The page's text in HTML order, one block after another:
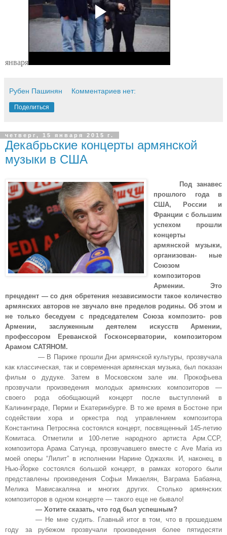
января
Рубен Пашинян Комментариев нет:
Поделиться
четверг, 15 января 2015 г.
Декабрьские концерты армянской
музыки в США
Под занавес
прошлого года в
США, России и
Франции с большим
успехом прошли
концерты
армянской музыки,
организован- ные
Союзом
композиторов
Армении. Это
прецедент — со дня обретения независимости такое количество
армянских авторов не звучало вне пределов родины. Об этом и
не только беседуем с председателем Союза композито- ров
Армении, заслуженным деятелем искусств Армении,
профессором Ереванской Госконсерватории, композитором
Арамом САТЯНОМ.
— В Париже прошли Дни армянской культуры, прозвучала
как классическая, так и современная армянская музыка, был показан
фильм о дудуке. Затем в Московском зале им. Прокофьева
прозвучали произведения молодых армянских композиторов —
своего рода обобщающий концерт после выступлений в
Калининграде, Перми и Екатеринбурге. В то же время в Бостоне при
содействии хора и оркестра под управлением композитора
Константина Петросяна состоялся концерт, посвященный 145-летию
Комитаса. Отметили и 100-летие народного артиста Арм.ССР,
композитора Арама Сатунца, прозвучавшего вместе с Ave Maria из
моей оперы “Лилит” в исполнении Нарине Оджахян. И, наконец, в
Нью-Йорке состоялся большой концерт, в рамках которого были
представлены произведения Софьи Микаелян, Ваграма Бабаяна,
Мелика Мависакаляна и многих других. Столько армянских
композиторов в одном концерте — такого еще не бывало!
— Хотите сказать, что год был успешным?
— Не мне судить. Главный итог в том, что в прошедшем
году за рубежом прозвучали произведения более пятидесяти